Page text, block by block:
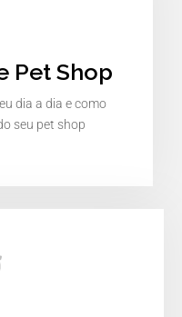
Pet Shop
dia a dia e como
seu pet shop